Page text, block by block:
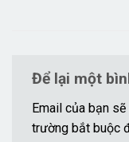
Để lại một
Email của bạn
trường bắt buộc